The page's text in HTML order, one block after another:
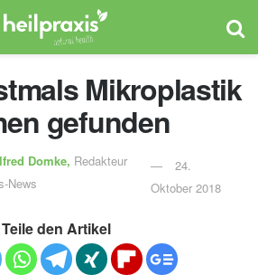
Mikroplastik
gefunden
Domke, Redakteur
News
24.
Oktober 2018
Teile den Artikel